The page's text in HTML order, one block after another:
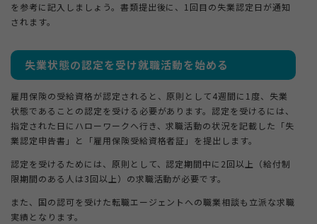
を参考に記入しましょう。書類提出後に、1回目の失業認定日が通知
されます。
失業状態の認定を受け就職活動を始める
雇用保険の受給資格が認定されると、原則として4週間に1度、失業
状態であることの認定を受ける必要があります。認定を受けるには、
指定された日にハローワークへ行き、求職活動の状況を記載した「失
業認定申告書」と「雇用保険受給資格者証」を提出します。
認定を受けるためには、原則として、認定期間中に2回以上（給付制
限期間のある人は3回以上）の求職活動が必要です。
また、国の認可を受けた転職エージェントへの職業相談も立派な求職
実績となります。